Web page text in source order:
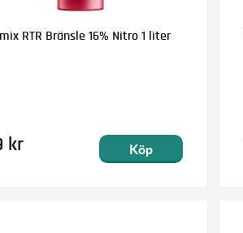
RTR Bränsle 16% Nitro 1 liter
kr Köp